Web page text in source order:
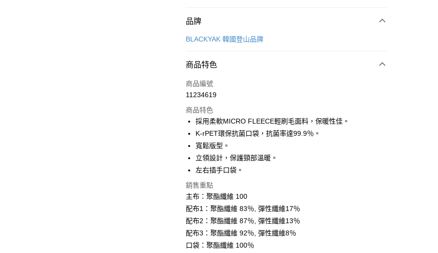
付款方式
信用卡一次付款
Apple Pay
街口支付
Google Pay
全盈+PAY
AFTEE先享後付
相關說明
【關於「AFTEE先享後付」】
AFTEE先享後付是「在收到商品之後才付款」的支付方式。 讓您購物簡單
便利好安心！
１．簡單：不需註冊會員、不需綁卡、不需儲值。
３．安心：先確認商品／服務後，再付款。
ATM付款
運送方式
品牌
BLACKYAK 韓國登山品牌
商品特色
商品編號
11234619
商品特色
採用柔軟MICRO FLEECE輕刷毛面料，保暖性佳。
K-rPET環保抗菌口袋，抗菌率達99.9％。
寬鬆版型。
立領設計，保護頸部溫暖。
左右插手口袋。
銷售重點
主布：聚酯纖維 100
配布1：聚酯纖維 83％, 彈性纖維17％
配布2：聚酯纖維 87％, 彈性纖維13％
配布3：聚酯纖維 92％, 彈性纖維8％
口袋：聚酯纖維 100％